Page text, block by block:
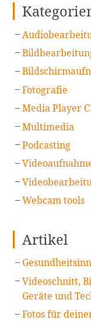
Fotografie
Media Player
Multimedia
Podcasting
Webcam tools
Artikel
Videoschnitt,
Geräte und
Fotos für